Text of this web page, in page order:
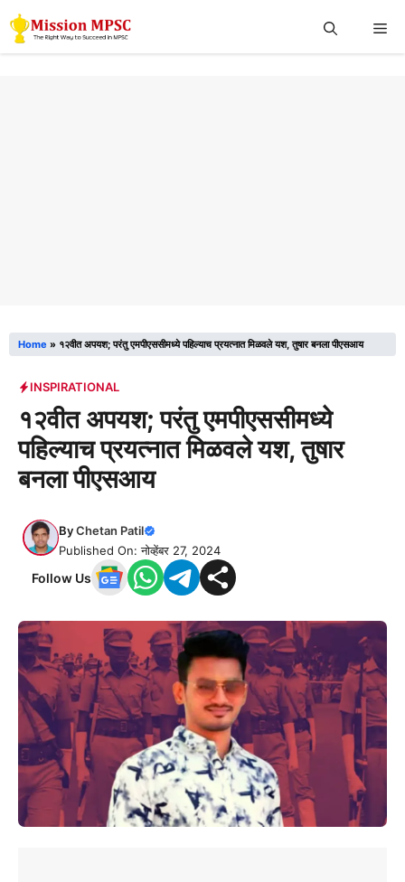
Skip
to
Home » १२वीत अपयश; परंतु एमपीएससीमध्ये पहिल्याच प्रयत्नात मिळवले यश, तुषार बनला पीएसआय
INSPIRATIONAL
१२वीत अपयश; परंतु एमपीएससीमध्ये
पहिल्याच प्रयत्नात मिळवले यश, तुषार
बनला पीएसआय
ByChetan Patil
Published On: नोव्हेंबर 27, 2024
Follow Us